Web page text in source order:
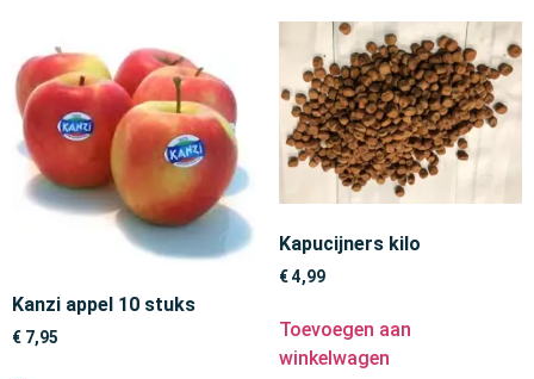
Kanzi appel 10 stuks
€ 7,95
Kapucijners kilo
€4,99
Toevoegen aan
winkelwagen